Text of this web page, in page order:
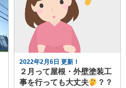
2022年2月6日 更新！
２月って屋根・外壁塗装工
事を行っても大丈夫
？？